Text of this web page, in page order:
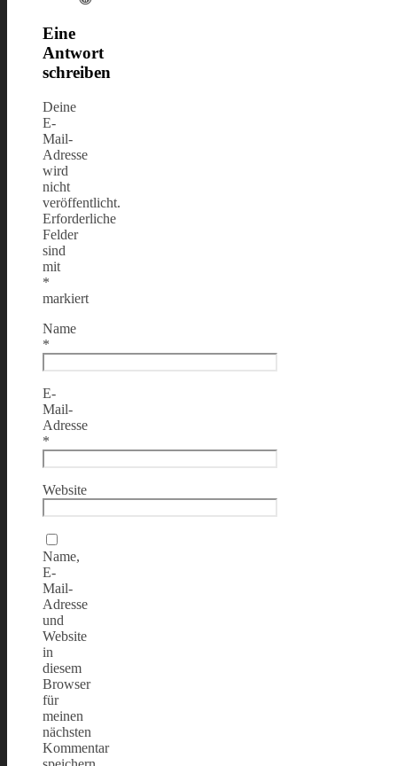
Eine
Antwort
schreiben
Deine
E-
Mail-
Adresse
wird
nicht
veröffentlicht.
Erforderliche
Felder
sind
mit
*
markiert
Name
*
E-
Mail-
Adresse
*
Website
Name,
E-
Mail-
Adresse
und
Website
in
diesem
Browser
für
meinen
nächsten
Kommentar